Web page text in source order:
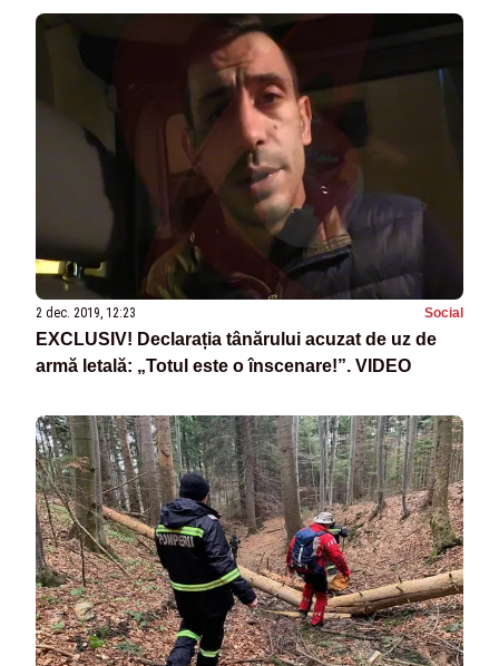
2 dec. 2019, 12:23 Social
EXCLUSIV! Declarația tânărului acuzat de uz de
armă letală: „Totul este o înscenare!”. VIDEO